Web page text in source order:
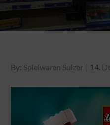
By: Spielwaren Sulzer 14.